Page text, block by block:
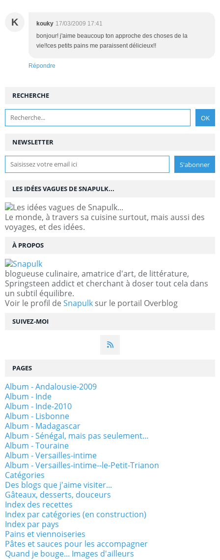
K kouky 17/03/2009 17:41
bonjour! j'aime beaucoup ton approche des choses de la
vie!!ces petits pains me paraissent délicieux!!
Répondre
NEWSLETTER
SUIVEZ-MOI
RECHERCHE
LES IDÉES VAGUES DE SNAPULK...
Le monde, à travers sa cuisine surtout, mais aussi des
voyages, et des idées.
À PROPOS
blogueuse culinaire, amatrice d'art, de littérature,
Springsteen addict et cherchant à doser tout cela dans
un subtil équilibre.
Voir le profil de Snapulk sur le portail Overblog
PAGES
Album - Andalousie-2009
Album - Inde
Album - Inde-2010
Album - Lisbonne
Album - Madagascar
Album - Sénégal, mais pas seulement...
Album - Touraine
Album - Versailles-intime
Album - Versailles-intime--le-Petit-Trianon
Catégories
Des blogs que j'aime visiter...
Gâteaux, desserts, douceurs
Index des recettes
Index par catégories (en construction)
Index par pays
Pains et viennoiseries
Pâtes et sauces pour les accompagner
Quand je bouge... Images d'ailleurs